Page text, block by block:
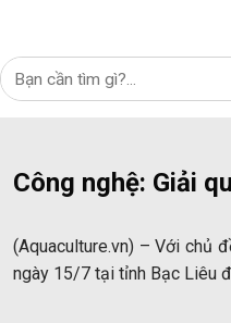
Công nghệ: Giải
(Aquaculture.vn) – Với chủ
ngày 15/7 tại tỉnh Bạc Liêu